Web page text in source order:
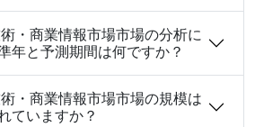
・商業情報市場市場の分析に
年と予測期間は何ですか？
・商業情報市場市場の規模は
ていますか？